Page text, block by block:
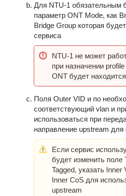
Для NTU-1 обязательным
параметр ONT Mode, как
Bridge Group которая
сервиса
NTU-1 не может
при назначении
ONT будет
Поля Outer VID и по
соответствующий vlan и
использоваться при
направление upstream для
Если сервис
будет изменить поле
Tagged, указать
Inner CoS для
upstream